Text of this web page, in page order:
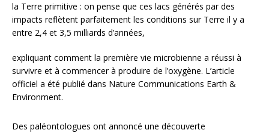
la Terre primitive : on pense que ces lacs générés par des
impacts reflètent parfaitement les conditions sur Terre il y a
entre 2,4 et 3,5 milliards d’années,
expliquant comment la première vie microbienne a réussi à
survivre et à commencer à produire de l’oxygène. L’article
officiel a été publié dans Nature Communications Earth &
Environment.
Des paléontologues ont annoncé une découverte